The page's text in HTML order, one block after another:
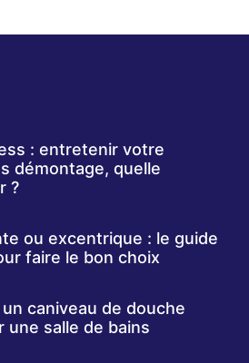
: entretenir votre
démontage, quelle
?
ou excentrique : le guide
faire le bon choix
caniveau de douche
une salle de bains